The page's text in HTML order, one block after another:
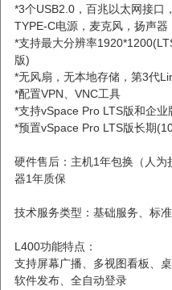
*3个USB2.0，百兆以太网接口
TYPE-C电源，麦克风，扬声器
*支持最大分辨率
版)
*无风扇，无本地存储，第3代
*配置VPN、VNC工具
*支持vSpace Pro LTS版和企业
*预置vSpace Pro LTS版长期
硬件售后：主机1年包换（人为
器1年质保
技术服务类型：基础服务、标
L400功能特点：
支持屏幕广播、多视图看板、
软件发布、全自动登录